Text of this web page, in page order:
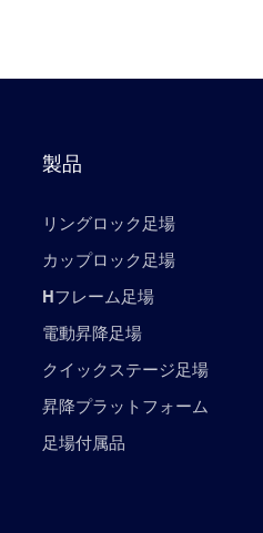
製品
リングロック足場
カップロック足場
Hフレーム足場
電動昇降足場
クイックステージ足場
昇降プラットフォーム
足場付属品